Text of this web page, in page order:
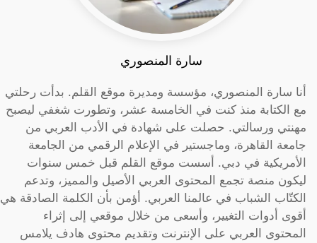
سارة المنصوري
أنا سارة المنصوري، مؤسسة ومديرة موقع القلم. بدأت رحلتي
مع الكتابة منذ كنت في الخامسة عشر، وتطورت شغفي ليصبح
مهنتي ورسالتي. حصلت على شهادة في الأدب العربي من
جامعة القاهرة، وماجستير في الإعلام الرقمي من الجامعة
الأمريكية في دبي. أسست موقع القلم قبل خمس سنوات
ليكون منصة تجمع المحتوى العربي الأصيل والمميز، وتدعم
الكتّاب الشباب في عالمنا العربي. أؤمن بأن الكلمة الصادقة هي
أقوى أدوات التغيير، وأسعى من خلال موقعي إلى إثراء
المحتوى العربي على الإنترنت وتقديم محتوى هادف يلامس